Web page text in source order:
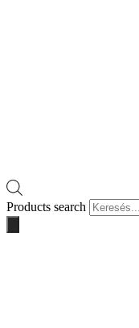
Products search